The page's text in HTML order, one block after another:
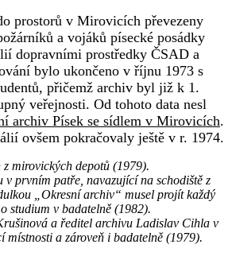
prostorů v Mirovicích převezeny
a vojáků písecké posádky
dopravními prostředky ČSAD a
bylo ukončeno v říjnu 1973 s
přičemž archiv byl již k 1.
veřejnosti. Od tohoto data nesl
archiv Písek se sídlem v Mirovicích.
ovšem pokračovaly ještě v r. 1974.
z mirovických depotů (1979).
v prvním patře, navazující na schodiště z
„Okresní archiv“ musel projít každý
studium v badatelně (1982).
a ředitel archivu Ladislav Cihla v
místnosti a zároveň i badatelně (1979).